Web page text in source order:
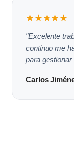
★★★★★
"Excelente
continuo me
para gestionar
Carlos